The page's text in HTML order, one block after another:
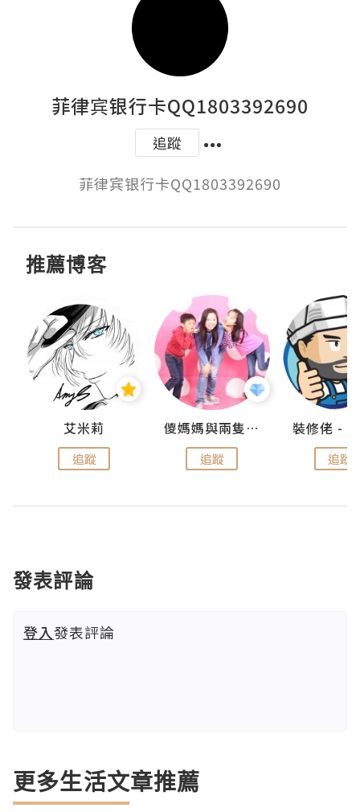
菲律宾银行卡QQ1803392690
追蹤
菲律宾银行卡QQ1803392690
推薦博客
艾米莉
追蹤
儍媽媽與兩隻小魔怪之家
追蹤 追蹤
發表評論
登入發表評論
更多生活文章推薦